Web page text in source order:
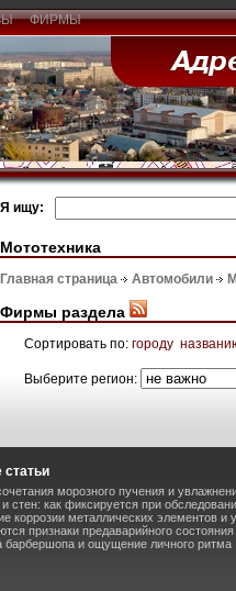
ФИРМЫ
Я ищу:
Мототехника
Главная страница Автомобили
Фирмы раздела
Сортировать по: городу
Выберите регион:
статьи
морозного пучения и
стен: как фиксируется при
коррозии металлических элементов и
признаки предаварийного состояния
барбершопа и ощущение личного ритма